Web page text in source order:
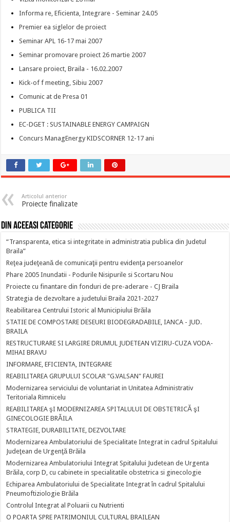
Informa re, Eficienta, Integrare - Seminar 24.05
Premier ea siglelor de proiect
Seminar APL 16-17 mai 2007
Seminar promovare proiect 26 martie 2007
Lansare proiect, Braila - 16.02.2007
Kick-of f meeting, Sibiu 2007
Comunic at de Presa 01
PUBLICA TII
EC-DGET : SUSTAINABLE ENERGY CAMPAIGN
Concurs ManagEnergy KIDSCORNER 12-17 ani
Articolul anterior
Proiecte finalizate
Din aceeasi categorie
“Transparenta, etica si integritate in administratia publica din Judetul
Braila”
Reţea judeţeană de comunicaţii pentru evidenţa persoanelor
Phare 2005 Inundatii - Podurile Nisipurile si Scortaru Nou
Proiecte cu finantare din fonduri de pre-aderare - CJ Braila
Strategia de dezvoltare a judetului Braila 2021-2027
Reabilitarea Centrului Istoric al Municipiului Brăila
STATIE DE COMPOSTARE DESEURI BIODEGRADABILE, IANCA - JUD.
BRAILA
RESTRUCTURARE SI LARGIRE DRUMUL JUDETEAN VIZIRU-CUZA VODA-
MIHAI BRAVU
INFORMARE, EFICIENTA, INTEGRARE
REABILITAREA GRUPULUI SCOLAR "G.VALSAN" FAUREI
Modernizarea serviciului de voluntariat in Unitatea Administrativ
Teritoriala Rimnicelu
REABILITAREA şI MODERNIZAREA SPITALULUI DE OBSTETRICĂ şI
GINECOLOGIE BRĂILA
STRATEGIE, DURABILITATE, DEZVOLTARE
Modernizarea Ambulatoriului de Specialitate Integrat in cadrul Spitalului
Judeţean de Urgenţă Brăila
Modernizarea Ambulatoriului Integrat Spitalului Judetean de Urgenta
Brăila, corp D, cu cabinete in specialitatile obstetrica si ginecologie
Echiparea Ambulatoriului de Specialitate Integrat în cadrul Spitalului
Pneumoftiziologie Brăila
Controlul Integrat al Poluarii cu Nutrienti
O POARTA SPRE PATRIMONIUL CULTURAL BRAILEAN